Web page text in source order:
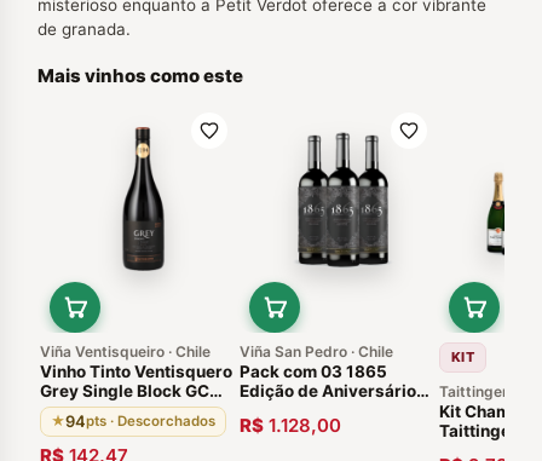
misterioso enquanto a Petit Verdot oferece a cor vibrante
de granada.
Mais vinhos como este
Viña Ventisqueiro · Chile
Vinho Tinto Ventisquero
Grey Single Block GCM
2015 94 Pontos
★94pts · Descorchados
R$ 142,47
Viña San Pedro · Chile
Pack com 03 1865
Edição de Aniversário
Hornos 2011. Vinhos
R$ 1.128,00
KIT
Taittinger ·
Kit
Taittinger